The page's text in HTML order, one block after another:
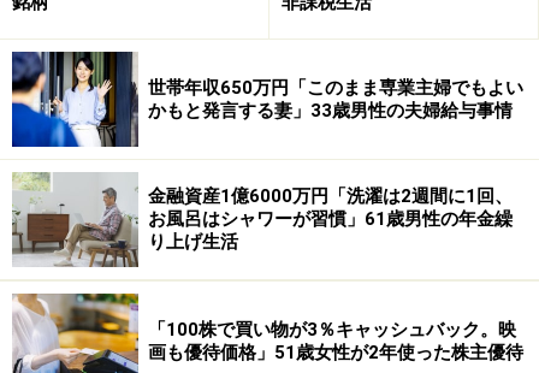
の仕事と見合っているかどうかは「どちらとも言えな
い」と回答。職場では、「公務員だからか、ボーナスの
金額を互いに隠している感じ」があると言います。
一方で、「友人には、女性の割に貰えていると思われる
らしく、いやみを言われることも昔はありました。女性
だからといって仕事量が少ないわけではないので、私と
しては貰えて当然と思っていますが」と複雑な思いを語
っています。
今回のボーナスは「定年延長があるとはいえ、もう少し
世帯年収650万円「このまま専業主婦でもよい
かもと発言する妻」33歳男性の夫婦給与事情
金融資産1億6000万円「洗濯は2週間に1回、
お風呂はシャワーが習慣」61歳男性の年金繰
り上げ生活
「100株で買い物が3％キャッシュバック。映
画も優待価格」51歳女性が2年使った株主優待